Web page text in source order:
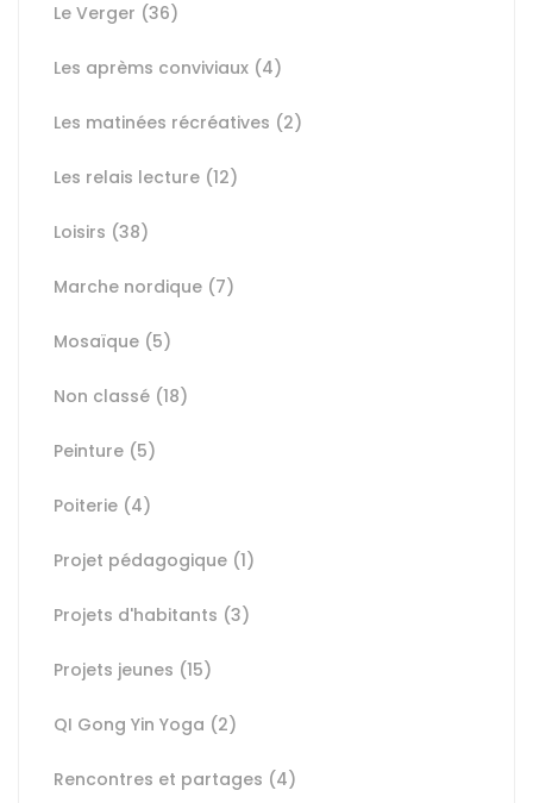
Le Verger (36)
Les aprèms conviviaux (4)
Les matinées récréatives (2)
Les relais lecture (12)
Loisirs (38)
Marche nordique (7)
Mosaïque (5)
Non classé (18)
Peinture (5)
Poiterie (4)
Projet pédagogique (1)
Projets d'habitants (3)
Projets jeunes (15)
QI Gong Yin Yoga (2)
Rencontres et partages (4)